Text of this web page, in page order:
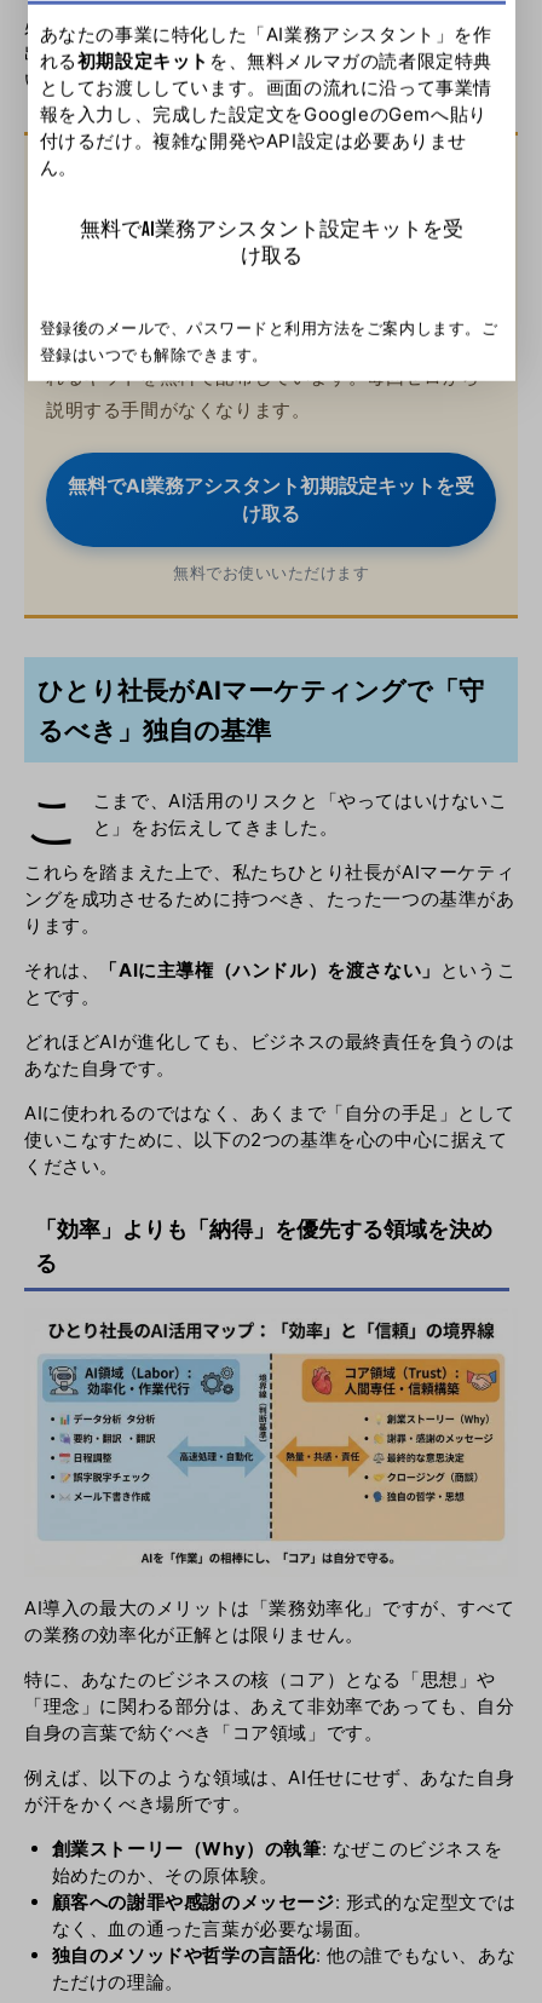
必ず人間のフィルターを通し、「自分の言葉」として世に
出せるレベルまで磨き上げる工程を省略しないでくださ
い。
この記事を実践する前に
いちばん時間がかかるのは、「自分の仕事に
合わせる」ところです
なたの事業内容を把握したAI業務アシスタントを作
れるキットを無料で配布しています。毎回ゼロから
説明する手間がなくなります。
無料でAI業務アシスタント初期設定キットを受
け取る
無料でお使いいただけます
ひとり社長がAIマーケティングで「守
るべき」独自の基準
こ
こまで、AI活用のリスクと「やってはいけないこ
と」をお伝えしてきました。
これらを踏まえた上で、私たちひとり社長がAIマーケティ
ングを成功させるために持つべき、たった一つの基準があ
ります。
それは、
「AIに主導権（ハンドル）を渡さない」 というこ
とです。
どれほどAIが進化しても、ビジネスの最終責任を負うのは
あなた自身です。
AIに使われるのではなく、あくまで「自分の手足」として
使いこなすために、以下の2つの基準を心の中心に据えて
ください。
「効率」よりも「納得」を優先する領域を決め
る
AI導入の最大のメリットは「業務効率化」ですが、すべて
の業務の効率化が正解とは限りません。
特に、あなたのビジネスの核（コア）となる「思想」や
「理念」に関わる部分は、あえて非効率であっても、自分
自身の言葉で紡ぐべき「コア領域」です。
例えば、以下のような領域は、AI任せにせず、あなた自身
が汗をかくべき場所です。
創業ストーリー（Why）の執筆: なぜこのビジネスを
始めたのか、その原体験。
顧客への謝罪や感謝のメッセージ: 形式的な定型文では
なく、血の通った言葉が必要な場面。
独自のメソッドや哲学の言語化: 他の誰でもない、あな
ただけの理論。
あなたの事業に特化した「AI業務アシスタント」を作
れる初期設定キット を、無料メルマガの読者限定特典
としてお渡ししています。画面の流れに沿って事業情
報を入力し、完成した設定文をGoogleのGemへ貼り
付けるだけ。複雑な開発やAPI設定は必要ありませ
ん。
無料でAI業務アシスタント設定キットを受
け取る
登録後のメールで、パスワードと利用方法をご案内します。ご
登録はいつでも解除できます。